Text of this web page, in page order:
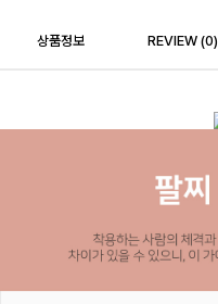
상품정보 REVIEW (0)